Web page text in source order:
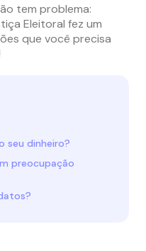
tem problema:
Eleitoral fez um
que você precisa
seu dinheiro?
preocupação